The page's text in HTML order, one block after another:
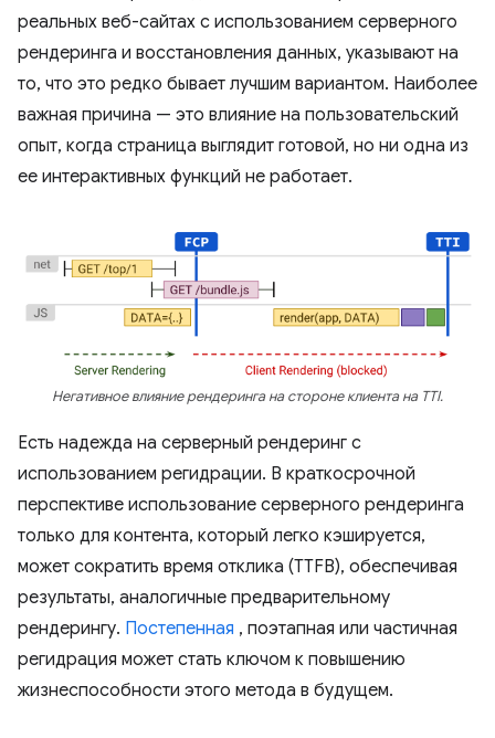
реальных веб-сайтах с использованием серверного
рендеринга и восстановления данных, указывают на
то, что это редко бывает лучшим вариантом. Наиболее
важная причина — это влияние на пользовательский
опыт, когда страница выглядит готовой, но ни одна из
ее интерактивных функций не работает.
Негативное влияние рендеринга на стороне клиента на TTI.
Есть надежда на серверный рендеринг с
использованием регидрации. В краткосрочной
перспективе использование серверного рендеринга
только для контента, который легко кэшируется,
может сократить время отклика (TTFB), обеспечивая
результаты, аналогичные предварительному
рендерингу. Постепенная , поэтапная или частичная
регидрация может стать ключом к повышению
жизнеспособности этого метода в будущем.